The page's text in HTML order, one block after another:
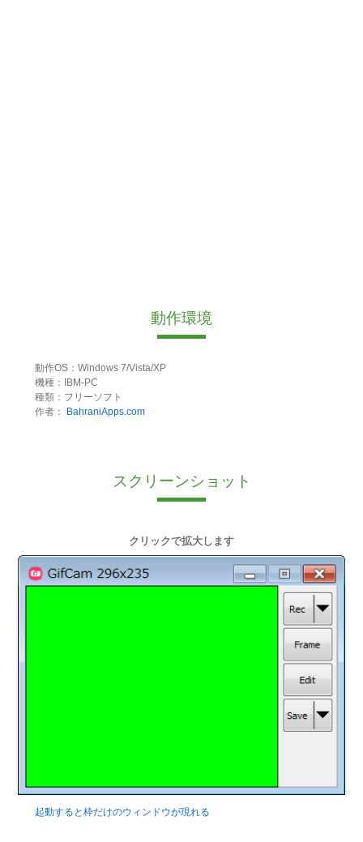
動作環境
動作OS：Windows 7/Vista/XP
機種：IBM-PC
種類：フリーソフト
作者：
BahraniApps.com
スクリーンショット
クリックで拡大します
起動すると枠だけのウィンドウが現れる